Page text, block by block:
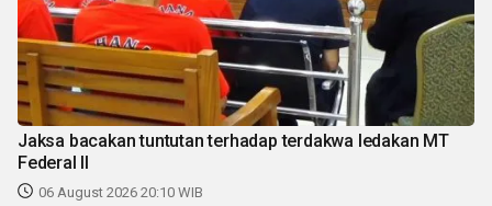
Jaksa bacakan tuntutan terhadap terdakwa ledakan MT
Federal II
06 August 2026 20:10 WIB